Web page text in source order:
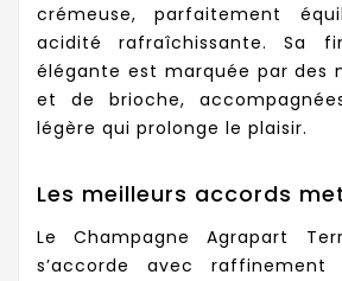
crémeuse, parfaitement
acidité rafraîchissante. Sa
élégante est marquée par des
et de brioche,
légère qui prolonge le plaisir.
Les meilleurs accords
Le Champagne Agrapart
s’accorde avec